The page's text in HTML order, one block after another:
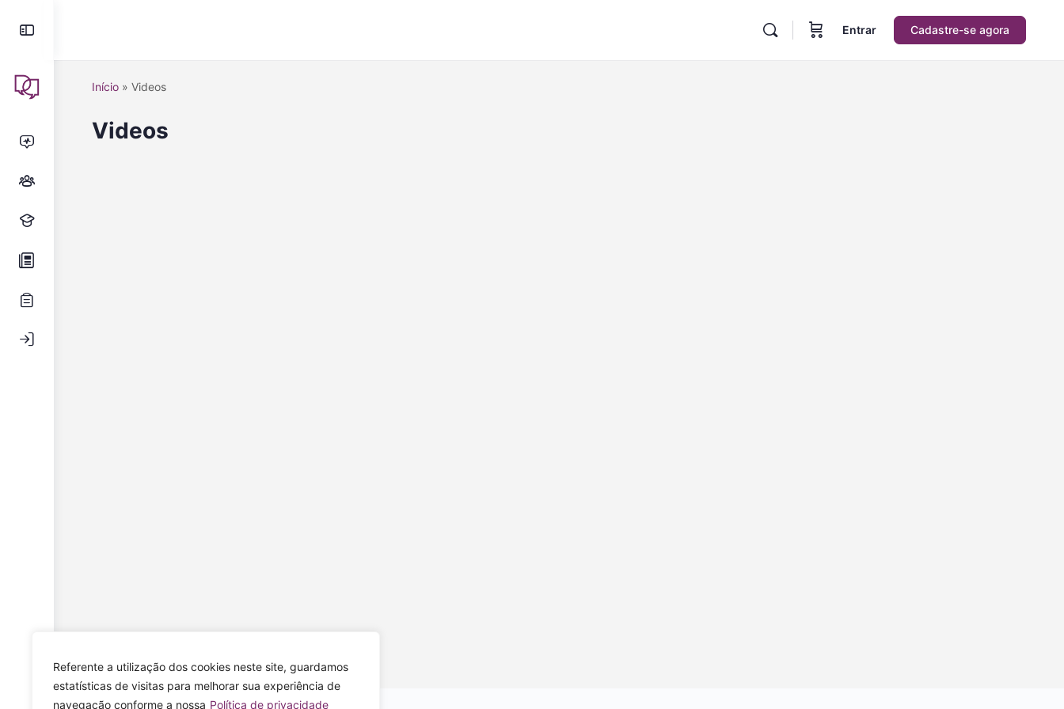
Referente a utilização dos cookies neste site, guardamos
estatísticas de visitas para melhorar sua experiência de
navegação conforme a nossa Política de privacidade
Entrar Cadastre-se agora
Início » Videos
Videos